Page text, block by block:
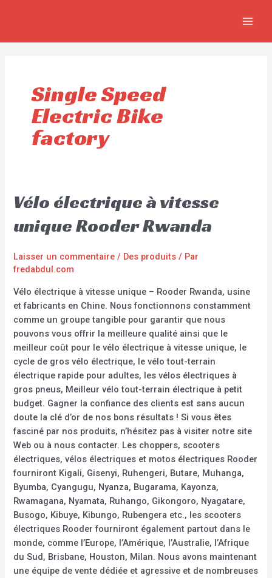
Single Speed
Electric Bike
factory
Vélo électrique à vitesse
unique Rooder Rwanda
Laisser un commentaire / Des produits / Par
fredabdul.com
Vélo électrique à vitesse unique – Rooder Rwanda, usine
et fabricants en Chine. Nous fonctionnons constamment
comme un groupe tangible pour garantir que nous
pouvons vous offrir la meilleure qualité ainsi que le
meilleur coût pour le vélo électrique à vitesse unique, le
cycle de gros vélo électrique, le vélo tout-terrain
électrique rapide pour adultes, les vélos électriques à
gros pneus, Meilleur vélo tout-terrain électrique à petit
budget. Gagner la confiance des clients est sans aucun
doute la clé d’or de nos bons résultats ! Si vous êtes
fasciné par nos produits, n’hésitez pas à visiter notre site
Web ou à nous contacter. Les choppers, scooters
électriques, vélos électriques et motos électriques Rooder
fourniront Kigali, Gisenyi, Ruhengeri, Butare, Muhanga,
Byumba, Cyangugu, Nyanza, Bugarama, Kayonza,
Rwamagana, Nyamata, Ruhango, Gikongoro, Nyagatare,
Busogo, Kibuye, Kibungo, Rubengera etc., les scooters
électriques Rooder fourniront également partout dans le
monde, comme l’Europe, l’Amérique, l’Australie, l’Afrique
du Sud, Brisbane, Houston, Milan. Nous avons maintenant
une équipe de vente dédiée et agressive et de nombreuses